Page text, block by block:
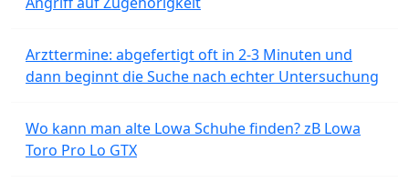
Arzttermine: abgefertigt oft in 2-3 Minuten und
dann beginnt die Suche nach echter Untersuchung
Wo kann man alte Lowa Schuhe finden? zB Lowa
Toro Pro Lo GTX